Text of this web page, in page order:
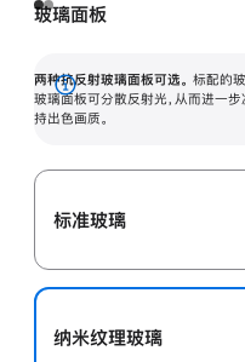
玻璃面板
两种抗反射玻璃面板可选。 标配的
玻璃面板可分散反射光，从而进一
持出色画质。
展
开
标准玻璃
纳米纹理玻璃